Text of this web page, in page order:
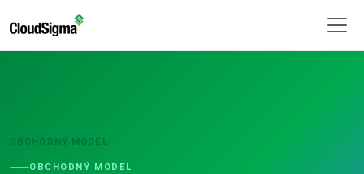
OBCHODNÝ MODEL
OBCHODNÝ MODEL